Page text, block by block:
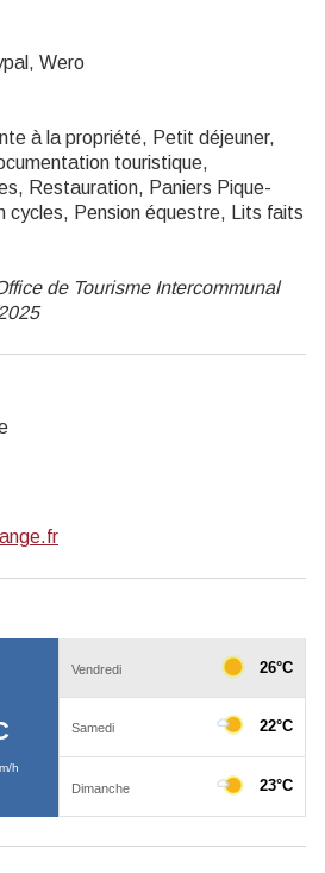
Wero
à la propriété, Petit déjeuner,
touristique,
Restauration, Paniers Pique-
cycles, Pension équestre, Lits faits
de Tourisme Intercommunal